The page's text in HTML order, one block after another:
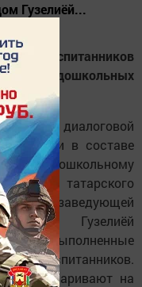
Гузелиёй...
воспитанников
13 дошкольных
языка в диалоговой
Жюри в составе
по дошкольному
учителя татарского
и заведующей
садом Гузелиёй
все выполненные
воспитанников.
разговаривают на